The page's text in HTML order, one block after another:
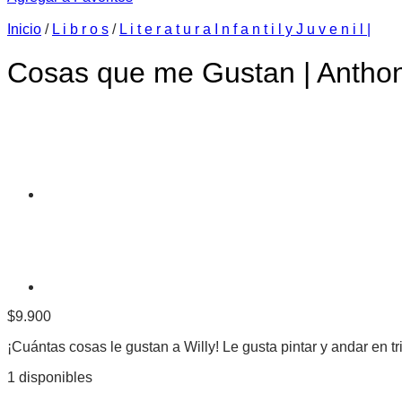
Inicio / L i b r o s / L i t e r a t u r a I n f a n t i l y J u v e n i l |
Cosas que me Gustan |
$9.900
¡Cuántas cosas le gustan a Willy! Le gusta pintar y andar en
1 disponibles